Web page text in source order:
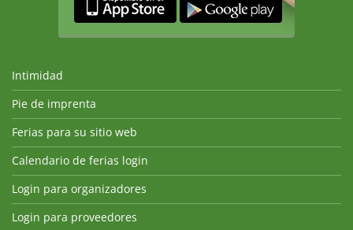
Intimidad
Pie de imprenta
Ferias para su sitio web
Calendario de ferias login
Login para organizadores
Login para proveedores